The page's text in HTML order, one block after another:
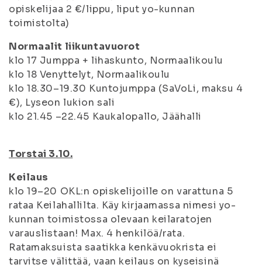
opiskelijaa 2 €/lippu, liput yo-kunnan
toimistolta)
Normaalit liikuntavuorot
klo 17 Jumppa + lihaskunto, Normaalikoulu
klo 18 Venyttelyt, Normaalikoulu
klo 18.30–19.30 Kuntojumppa (SaVoLi, maksu 4
€), Lyseon lukion sali
klo 21.45 –22.45 Kaukalopallo, Jäähalli
Torstai 3.10.
Keilaus
klo 19–20 OKL:n opiskelijoille on varattuna 5
rataa Keilahallilta. Käy kirjaamassa nimesi yo-
kunnan toimistossa olevaan keilaratojen
varauslistaan! Max. 4 henkilöä/rata.
Ratamaksuista saatikka kenkävuokrista ei
tarvitse välittää, vaan keilaus on kyseisinä